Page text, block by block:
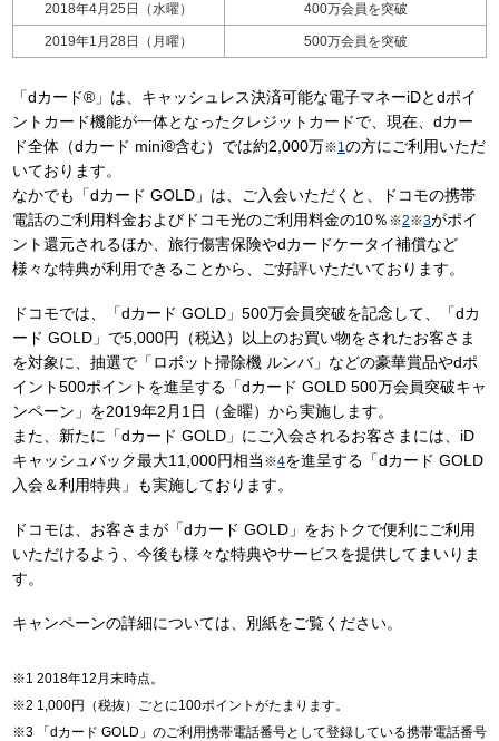
2018年4月25日（水曜） 400万会員を突破
2019年1月28日（月曜） 500万会員を突破
「dカード®」は、キャッシュレス決済可能な電子マネーiDとdポイ
ントカード機能が一体となったクレジットカードで、現在、dカー
ド全体（dカード mini®含む）では約2,000万※1の方にご利用いただ
いております。
なかでも「dカード GOLD」は、ご入会いただくと、ドコモの携帯
電話のご利用料金およびドコモ光のご利用料金の10％ ※2※3がポイ
ント還元されるほか、旅行傷害保険やdカードケータイ補償など
様々な特典が利用できることから、ご好評いただいております。
ドコモでは、「dカード GOLD」500万会員突破を記念して、「dカ
ード GOLD」で5,000円（税込）以上のお買い物をされたお客さま
を対象に、抽選で「ロボット掃除機 ルンバ」などの豪華賞品やdポ
イント500ポイントを進呈する「dカード GOLD 500万会員突破キャ
ンペーン」を2019年2月1日（金曜）から実施します。
また、新たに「dカード GOLD」にご入会されるお客さまには、iD
キャッシュバック最大11,000円相当 ※4を進呈する「dカード GOLD
入会＆利用特典」も実施しております。
ドコモは、お客さまが「dカード GOLD」をおトクで便利にご利用
いただけるよう、今後も様々な特典やサービスを提供してまいりま
す。
キャンペーンの詳細については、別紙をご覧ください。
2018年12月末時点。
1,000円（税抜）ごとに100ポイントがたまります。
「dカード GOLD」のご利用携帯電話番号として登録している携帯電話番号